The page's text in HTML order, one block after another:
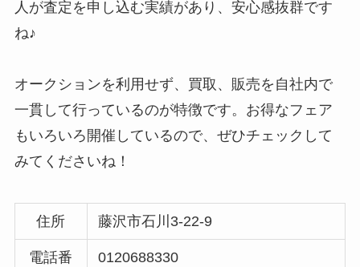
人が査定を申し込む実績があり、安心感抜群です
ね♪
オークションを利用せず、買取、販売を自社内で
一貫して行っているのが特徴です。お得なフェア
もいろいろ開催しているので、ぜひチェックして
みてくださいね！
住所 藤沢市石川3-22-9
電話番
0120688330